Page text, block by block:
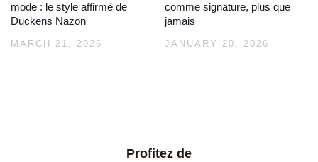
mode : le style affirmé de
Duckens Nazon
MARCH 21, 2026
comme signature, plus que
jamais
JANUARY 20, 2026
Profitez de